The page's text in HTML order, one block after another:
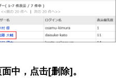
中，点击[删除]。